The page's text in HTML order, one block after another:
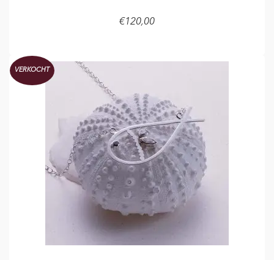
€120,00
VERKOCHT